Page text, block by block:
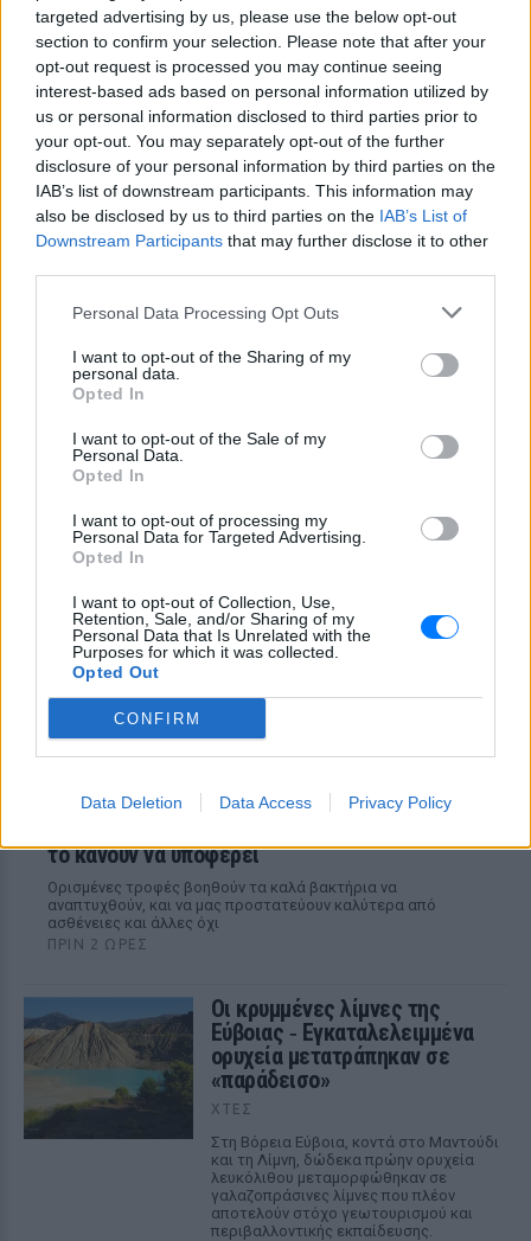
targeted advertising by us, please use the below opt-out
section to confirm your selection. Please note that after your
opt-out request is processed you may continue seeing
interest-based ads based on personal information utilized by
us or personal information disclosed to third parties prior to
your opt-out. You may separately opt-out of the further
disclosure of your personal information by third parties on the
IAB’s list of downstream participants. This information may
also be disclosed by us to third parties on the IAB’s List of
Downstream Participants that may further disclose it to other
Personal Data Processing Opt Outs
I want to opt-out of the Sharing of my
personal data.
Opted In
I want to opt-out of the Sale of my
Personal Data.
Opted In
I want to opt-out of processing my
Personal Data for Targeted Advertising.
Opted In
I want to opt-out of Collection, Use,
Retention, Sale, and/or Sharing of my
Personal Data that Is Unrelated with the
Purposes for which it was collected.
Opted Out
CONFIRM
Data Deletion Data Access Privacy Policy
ΣΤΗΝ ΙΔΙΑ ΚΑΤΗΓΟΡΙΑ
Ελληνικό γιαούρτι: Μία
κουταλιά και τα scrambled
eggs θα απογειωθούν
ΠΡΙΝ 2 ΏΡΕΣ
Το στραγγιστό γιαούρτι αλλάζει την υφή
και τον κορεσμό του πρωινού χωρίς να
επηρεάζει τη γεύση.
συγκατοίκηση – Και η Charlize
Theron το επιβεβαιώνει
δεν πρέπει να αγνοήσεις
ΠΡΙΝ 2 ΏΡΕΣ
χωρίς να το καταλάβουν εγκαίρως
το κάνουν να υποφέρει
Ορισμένες τροφές βοηθούν τα καλά βακτήρια να
αναπτυχθούν, και να μας προστατεύουν καλύτερα από
ασθένειες και άλλες όχι
ΠΡΙΝ 2 ΏΡΕΣ
Οι κρυμμένες λίμνες της
Εύβοιας ‑ Εγκαταλελειμμένα
ορυχεία μετατράπηκαν σε
«παράδεισο»
ΧΤΕΣ
Στη Βόρεια Εύβοια, κοντά στο Μαντούδι
και τη Λίμνη, δώδεκα πρώην ορυχεία
λευκόλιθου μεταμορφώθηκαν σε
γαλαζοπράσινες λίμνες που πλέον
αποτελούν στόχο γεωτουρισμού και
περιβαλλοντικής εκπαίδευσης.